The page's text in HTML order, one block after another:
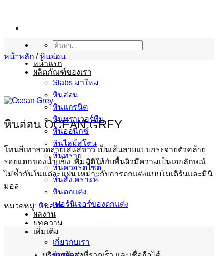
เนื้อหา
ค้นหา:
หน้าแรก
ผลิตภัณฑ์ของเรา
Slabs มาใหม่
หินอ่อน
หินแกรนิต
หินทราเวอร์ทีน
หินออนิกซ์
หินไลม์สโตน
หินทราย
หินควอร์ตไซต์
หินสังเคราะห์
หินตกแต่ง
เฟอร์นิเจอร์ของตกแต่ง
ผลงาน
บทความ
เพิ่มเติม
เกี่ยวกับเรา
ติดต่อเรา
หน้าหลัก / หินอ่อน
หินอ่อน OCEAN GREY
โทนสีเทาลวดลายเส้นสีขาว เป็นเส้นสายแบบกระจายตัวคล้าย
รอยแตกของน้ำแข็ง เพิ่มมิติให้กับพื้นผิวมีความเป็นเอกลักษณ์
ไม่ซ้ำกันในแต่ละแผ่น เหมาะกับการตกแต่งแบบโมเดิร์นและมินิ
มอล
หมวดหมู่: หินอ่อน